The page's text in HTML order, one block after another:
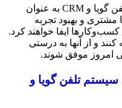
در نهایت، می‌توان گفت که سیستم تلفن گویا و CRM به عنوان
مشتری و بهبود تجربه
ایفا خواهند کرد.
و از آنها به درستی
امروز موفق شوند.
سیستم تلفن گویا و